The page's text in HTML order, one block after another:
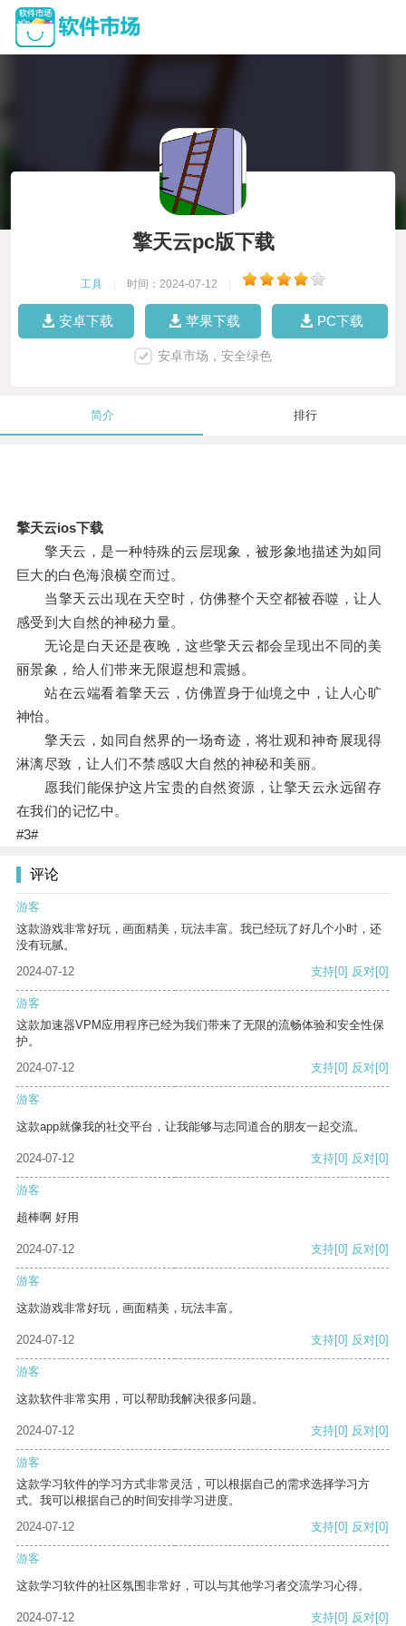
擎天云pc版下载
工具 时间：2024-07-12
安卓下载 苹果下载 PC下载
安卓市场，安全绿色
简介 排行
擎天云ios下载
擎天云，是一种特殊的云层现象，被形象地描述为如同
巨大的白色海浪横空而过。
当擎天云出现在天空时，仿佛整个天空都被吞噬，让人
感受到大自然的神秘力量。
无论是白天还是夜晚，这些擎天云都会呈现出不同的美
丽景象，给人们带来无限遐想和震撼。
站在云端看着擎天云，仿佛置身于仙境之中，让人心旷
神怡。
擎天云，如同自然界的一场奇迹，将壮观和神奇展现得
淋漓尽致，让人们不禁感叹大自然的神秘和美丽。
愿我们能保护这片宝贵的自然资源，让擎天云永远留存
在我们的记忆中。
#3#
评论
游客
这款游戏非常好玩，画面精美，玩法丰富。我已经玩了好几个小时，还
没有玩腻。
2024-07-12
支持[0] 反对[0]
游客
这款加速器VPM应用程序已经为我们带来了无限的流畅体验和安全性保
护。
2024-07-12
支持[0] 反对[0]
游客
这款app就像我的社交平台，让我能够与志同道合的朋友一起交流。
2024-07-12 支持[0] 反对[0]
游客
超棒啊 好用
2024-07-12 支持[0] 反对[0]
游客
这款游戏非常好玩，画面精美，玩法丰富。
2024-07-12 支持[0] 反对[0]
游客
这款软件非常实用，可以帮助我解决很多问题。
2024-07-12 支持[0] 反对[0]
游客
这款学习软件的学习方式非常灵活，可以根据自己的需求选择学习方
式。我可以根据自己的时间安排学习进度。
2024-07-12
支持[0] 反对[0]
游客
这款学习软件的社区氛围非常好，可以与其他学习者交流学习心得。
2024-07-12 支持[0] 反对[0]